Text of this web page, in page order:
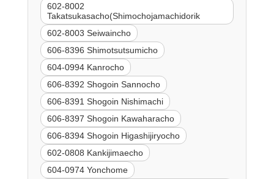
602-8002
Takatsukasacho(Shimochojamachidorik
602-8003 Seiwaincho
606-8396 Shimotsutsumicho
604-0994 Kanrocho
606-8392 Shogoin Sannocho
606-8391 Shogoin Nishimachi
606-8397 Shogoin Kawaharacho
606-8394 Shogoin Higashijiryocho
602-0808 Kankijimaecho
604-0974 Yonchome